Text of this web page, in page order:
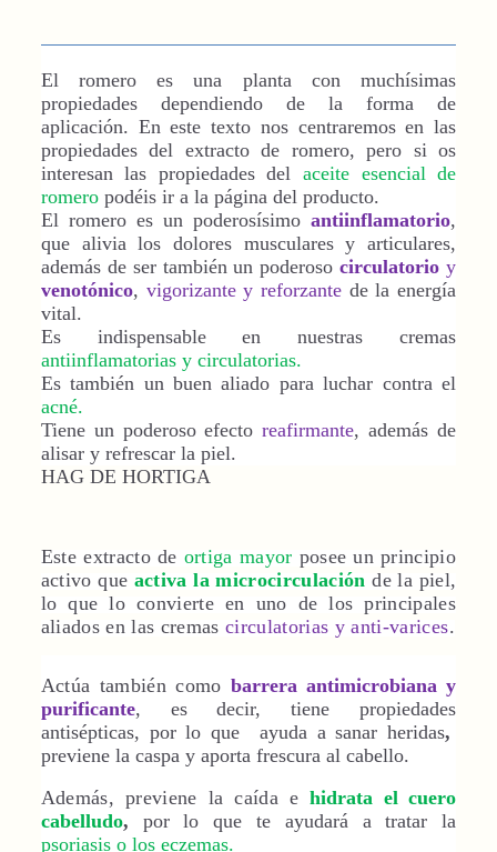
El romero es una planta con muchísimas
propiedades dependiendo de la forma de
aplicación. En este texto nos centraremos en las
propiedades del extracto de romero, pero si os
interesan las propiedades delaceite esencial de
romeropodéis ir a la página del producto.
El romero es un poderosísimoantiinflamatorio,
que alivia los dolores musculares y articulares,
además de ser también un poderosocirculatorio y
venotónico, vigorizante y reforzante de la energía
vital.
Es indispensable en nuestras cremas
antiinflamatorias y circulatorias.
Es también un buen aliado para luchar contra el
acné.
Tiene un poderoso efectoreafirmante, además de
alisar y refrescar la piel.
HAG DE HORTIGA
Este extracto de ortiga mayor posee un principio
activo que activa la microcirculación de la piel,
lo que lo convierte en uno de los principales
aliados en las cremascirculatorias y anti-varices.
Actúa también comobarrera antimicrobiana y
purificante, es decir, tiene propiedades
antisépticas, por lo que ayuda a sanar heridas,
previene la caspa y aporta frescura al cabello.
Además, previene la caída ehidrata el cuero
cabelludo, por lo que te ayudará a tratar la
psoriasis o los eczemas.